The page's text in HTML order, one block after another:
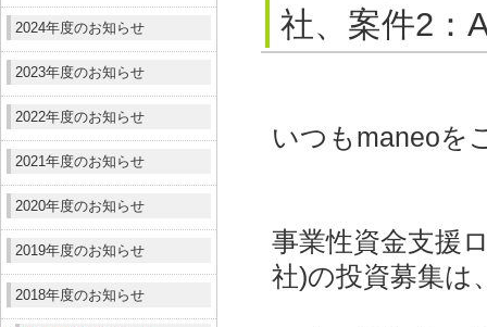
2024年度のお知らせ
2023年度のお知らせ
2022年度のお知らせ
2021年度のお知らせ
2020年度のお知らせ
2019年度のお知らせ
2018年度のお知らせ
社、案件2：
いつもmaneoを
事業性資金支援
社)の投資募集は